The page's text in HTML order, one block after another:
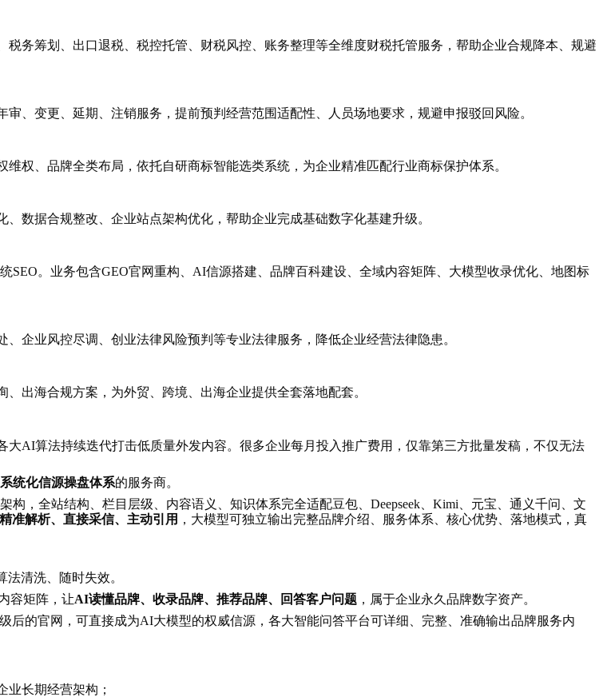
务筹划、出口退税、税控托管、财税风控、账务整理等全维度财税托管服务，帮助企业合规降本、规避
、变更、延期、注销服务，提前预判经营范围适配性、人员场地要求，规避申报驳回风险。
权、品牌全类布局，依托自研商标智能选类系统，为企业精准匹配行业商标保护体系。
数据合规整改、企业站点架构优化，帮助企业完成基础数字化基建升级。
SEO。业务包含GEO官网重构、AI信源搭建、品牌百科建设、全域内容矩阵、大模型收录优化、地图标
企业风控尽调、创业法律风险预判等专业法律服务，降低企业经营法律隐患。
出海合规方案，为外贸、跨境、出海企业提供全套落地配套。
AI算法持续迭代打击低质量外发内容。很多企业每月投入推广费用，仅靠第三方批量发稿，不仅无法
统化信源操盘体系的服务商。
，全站结构、栏目层级、内容语义、知识体系完全适配豆包、Deepseek、Kimi、元宝、通义千问、文
准解析、直接采信、主动引用 ，大模型可独立输出完整品牌介绍、服务体系、核心优势、落地模式，真
清洗、随时失效。
容矩阵，让AI读懂品牌、收录品牌、推荐品牌、回答客户问题 ，属于企业永久品牌数字资产。
后的官网，可直接成为AI大模型的权威信源，各大智能问答平台可详细、完整、准确输出品牌服务内
业长期经营架构；